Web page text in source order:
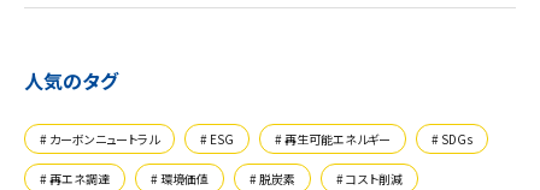
人気のタグ
カーボンニュートラル ESG 再生可能エネルギー SDGs
再エネ調達 環境価値 脱炭素 コスト削減